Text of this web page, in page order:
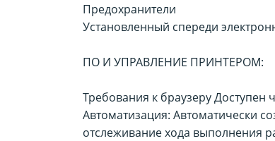
Предохранители
Установленный спереди
ПО И УПРАВЛЕНИЕ ПРИНТЕРОМ:
Требования к браузеру Доступен
Автоматизация: Автоматически
отслеживание хода выполнения